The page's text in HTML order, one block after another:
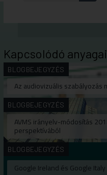
Kapcsolódó
BLOGBEJEGYZÉS
Az audiovizuális szabályozás
BLOGBEJEGYZÉS
AVMS irányelv-módosítás
perspektívából
BLOGBEJEGYZÉS
Google Ireland és Google